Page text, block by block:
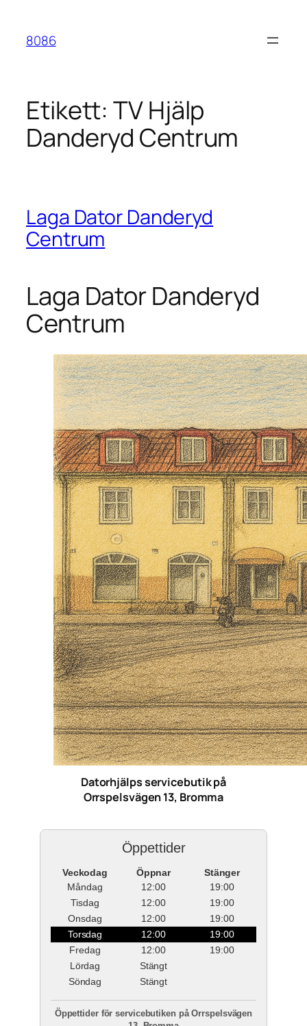
innehåll
8086
Etikett:TV Hjälp
Danderyd Centrum
Laga Dator Danderyd
Centrum
Laga Dator Danderyd
Centrum
Datorhjälps servicebutik på
Orrspelsvägen 13, Bromma
Öppettider
Veckodag Öppnar
Stänger
Måndag
12:00
19:00
Tisdag
12:00
19:00
Onsdag
12:00
19:00
Torsdag
12:00
19:00
Fredag
12:00
19:00
Lördag
Stängt
Söndag
Stängt
Öppettider för servicebutiken på Orrspelsvägen